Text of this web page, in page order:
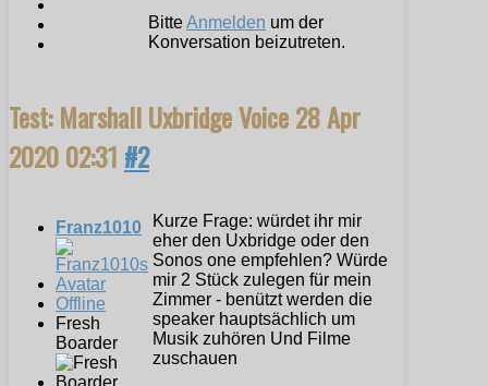
BitteAnmelden um der
Konversation beizutreten.
Test: Marshall Uxbridge Voice28 Apr
2020 02:31 #2
Franz1010
Offline
Fresh
Boarder
Kurze Frage: würdet ihr mir
eher den Uxbridge oder den
Sonos one empfehlen? Würde
mir 2 Stück zulegen für mein
Zimmer - benützt werden die
speaker hauptsächlich um
Musik zuhören Und Filme
zuschauen